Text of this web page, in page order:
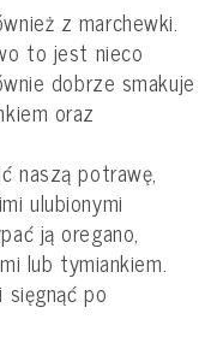
z marchewki.
to jest nieco
dobrze smakuje
oraz
naszą potrawę,
ulubionymi
ją oregano,
lub tymiankiem.
po